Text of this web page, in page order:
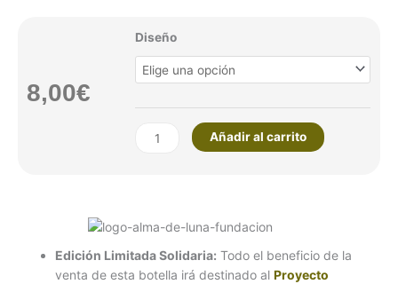
8,00€
Diseño
Aceite
de
Oliva
Extra
Ecológico
Limitada
Solidaria
cantidad
Añadir al carrito
Edición Limitada Solidaria: Todo el beneficio de la
venta de esta botella irá destinado al Proyecto